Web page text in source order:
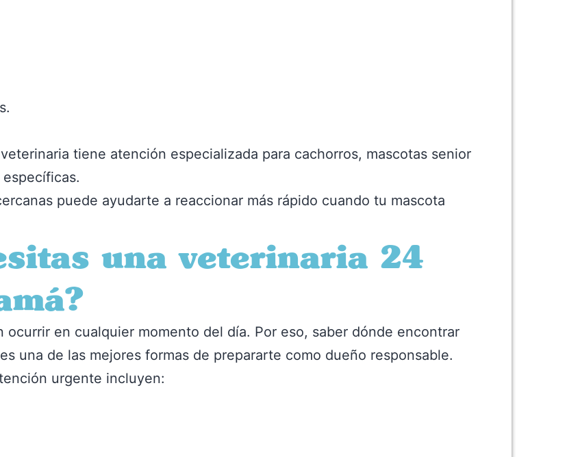
tiene atención especializada para cachorros, mascotas senior
puede ayudarte a reaccionar más rápido cuando tu mascota
una veterinaria 24
ocurrir en cualquier momento del día. Por eso, saber dónde encontrar
una de las mejores formas de prepararte como dueño responsable.
urgente incluyen: